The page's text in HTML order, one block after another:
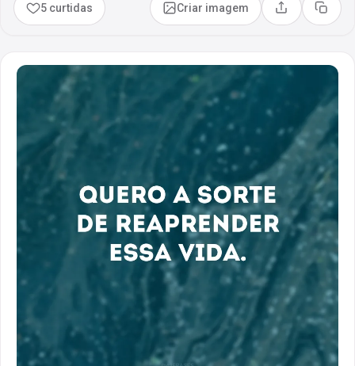
5 curtidas Criar imagem Compartilhar
Copiar